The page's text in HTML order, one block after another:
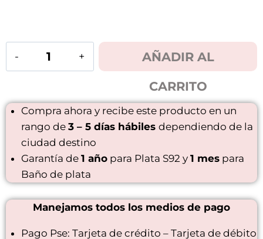
AÑADIR AL
CARRITO
Compra ahora y recibe este producto en un
rango de 3 – 5 días hábiles dependiendo de la
ciudad destino
Garantía de 1 añopara Plata S92 y 1 mespara
Baño de plata
Manejamos todos los medios de pago
Pago Pse: Tarjeta de crédito – Tarjeta de débito